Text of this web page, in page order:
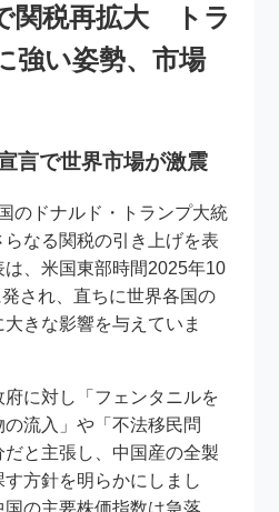
関税再拡大 トラ
強い姿勢、市場
言で世界市場が激震
のドナルド・トランプ大統
なる関税の引き上げを表
、米国東部時間2025年10
され、直ちに世界各国の
きな影響を与えていま
府に対し「フェンタニルを
流入」や「不法移民問
と主張し、中国産の全製
方針を明らかにしまし
の主要株価指数は急落。